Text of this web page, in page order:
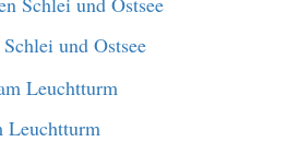
und Ostsee
Leuchtturm